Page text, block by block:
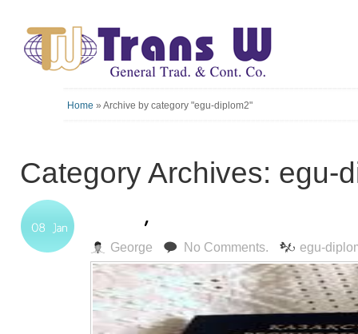
Home » Archive by category "egu-diplom2"
Category Archives: egu-
George No Comments. egu-